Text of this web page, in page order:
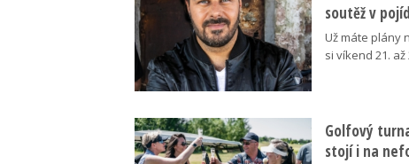
soutěž v
Už máte plány
si víkend 21.
Golfový
stojí i na